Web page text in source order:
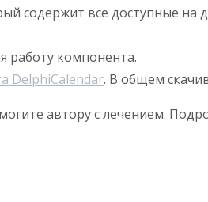
содержит все доступные
работу компонента.
DelphiCalendar. В общем
автору с лечением.